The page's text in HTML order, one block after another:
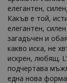
елегантен,
Какъв е той,
елегантен,
загадъчен и
какво иска, не
искрен, любящ.
подчертава
една нова